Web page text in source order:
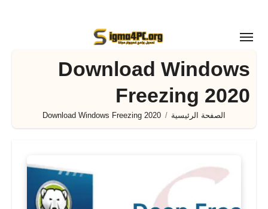
المحتوى
Download Windows
Freezing 2020
الصفحة الرئيسية Download Windows Freezing 2020